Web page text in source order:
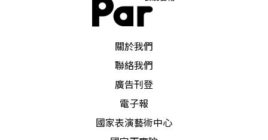
關於我們
聯絡我們
廣告刊登
電子報
國家表演藝術中心